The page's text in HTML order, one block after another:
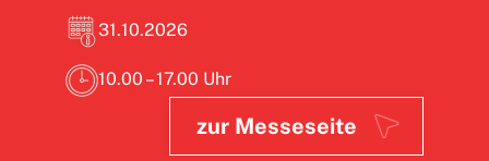
31.10.2026
10.00 – 17.00 Uhr
zur Messeseite